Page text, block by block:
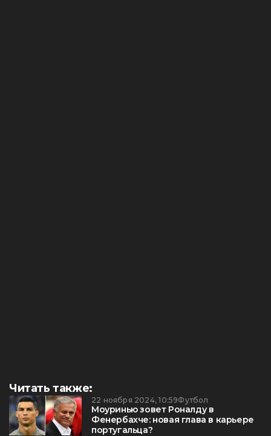
Читать также:
22 ноября 2024, 10:59Футбол
Моуринью зовет Роналду в
Фенербахче: новая глава в карьере
португальца?